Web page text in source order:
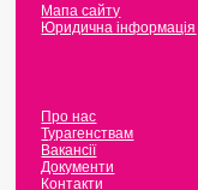
Мапа сайту
Юридична інформація
Про нас
Турагенствам
Вакансії
Документи
Контакти